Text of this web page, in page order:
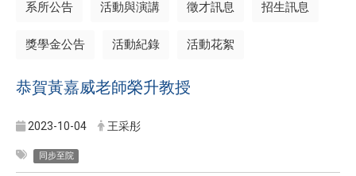
系所公告 活動與演講 徵才訊息 招生訊息
獎學金公告 活動紀錄 活動花絮
恭賀黃嘉威老師榮升教授
2023-10-04 王采彤
同步至院